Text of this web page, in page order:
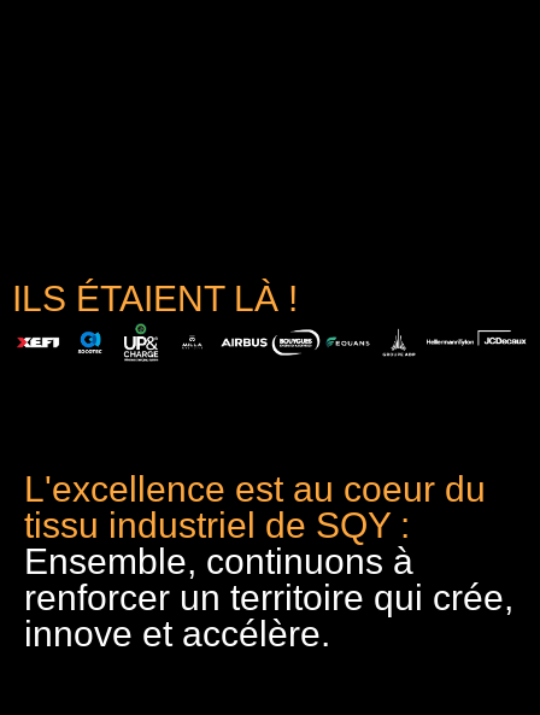
ILS ÉTAIENT LÀ !
L'excellence est au coeur du
tissu industriel de SQY :
Ensemble, continuons à
renforcer un territoire qui crée,
innove et accélère.